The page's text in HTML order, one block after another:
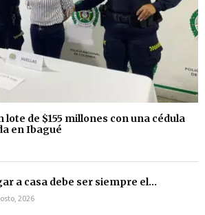
de $155 millones con una cédula
en Ibagué
a casa debe ser siempre el...
2026